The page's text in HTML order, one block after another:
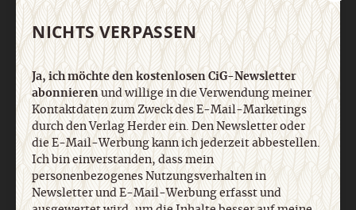
AGB und Widerrufsbelehrung Datenschutz
Barrierefreiheit
Impressum
Vertrag widerrufen Abo online kündigen
NICHTS VERPASSEN
Ja, ich möchte den kostenlosen CiG-Newsletter
abonnierenund willige in die Verwendung meiner
Kontaktdaten zum Zweck des E-Mail-Marketings
durch den Verlag Herder ein. Den Newsletter oder
die E-Mail-Werbung kann ich jederzeit abbestellen.
Ich bin einverstanden, dass mein
personenbezogenes Nutzungsverhalten in
Newsletter und E-Mail-Werbung erfasst und